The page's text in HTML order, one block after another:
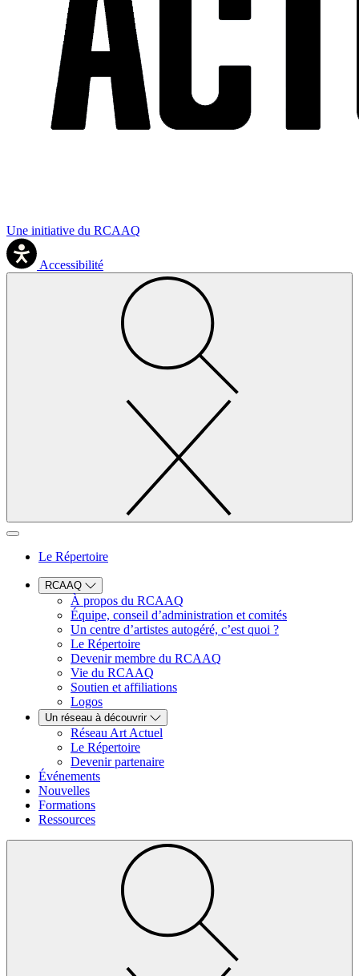
Une initiative du RCAAQ
Accessibilité
Le Répertoire
RCAAQ
À propos du RCAAQ
Équipe, conseil d’administration et comités
Un centre d’artistes autogéré, c’est quoi ?
Le Répertoire
Devenir membre du RCAAQ
Vie du RCAAQ
Soutien et affiliations
Logos
Un réseau à découvrir
Réseau Art Actuel
Le Répertoire
Devenir partenaire
Événements
Nouvelles
Formations
Ressources